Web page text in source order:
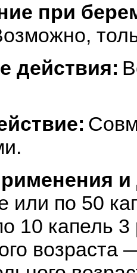
при
действия:
или по 50
10 капель 3
возраста